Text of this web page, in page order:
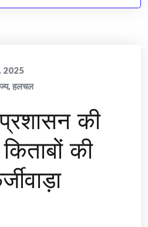
2025
, हलचल
की
की